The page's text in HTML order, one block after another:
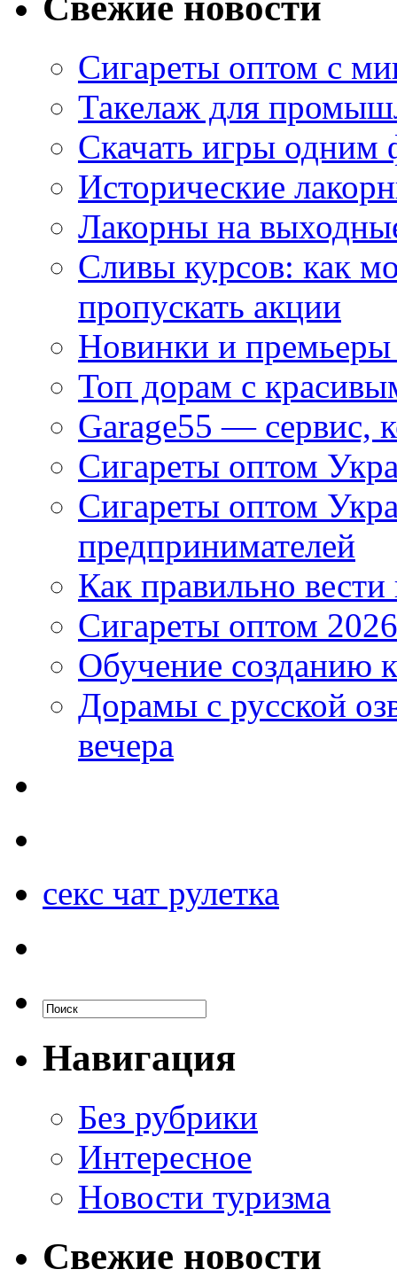
Сигареты оптом с
Такелаж для
Скачать игры одним
Исторические
Лакорны на
Сливы курсов: как
пропускать акции
Новинки и
Топ дорам с
Garage55 — сервис,
Сигареты оптом
Сигареты оптом
предпринимателей
Как правильно
Сигареты оптом
Обучение созданию
Дорамы с русской
вечера
секс чат рулетка
Навигация
Без рубрики
Интересное
Новости туризма
Свежие новости